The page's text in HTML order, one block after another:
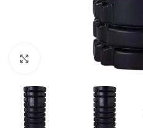
Suurendamiseks klõpsake